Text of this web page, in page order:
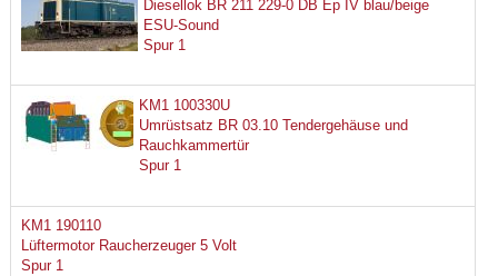
Diesellok BR 211 229-0 DB Ep IV blau/beige
ESU-Sound
Spur 1
KM1 100330U
Umrüstsatz BR 03.10 Tendergehäuse und
Rauchkammertür
Spur 1
KM1 190110
Lüftermotor Raucherzeuger 5 Volt
Spur 1